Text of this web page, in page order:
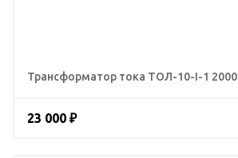
Трансформатор тока ТОЛ-10-I-1 2000
23 000 ₽